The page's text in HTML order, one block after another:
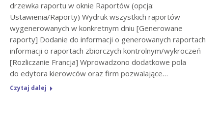
drzewka raportu w oknie Raportów (opcja:
Ustawienia/Raporty) Wydruk wszystkich raportów
wygenerowanych w konkretnym dniu [Generowane
raporty] Dodanie do informacji o generowanych raportach
informacji o raportach zbiorczych kontrolnym/wykroczeń
[Rozliczanie Francja] Wprowadzono dodatkowe pola
do edytora kierowców oraz firm pozwalające…
Czytaj dalej